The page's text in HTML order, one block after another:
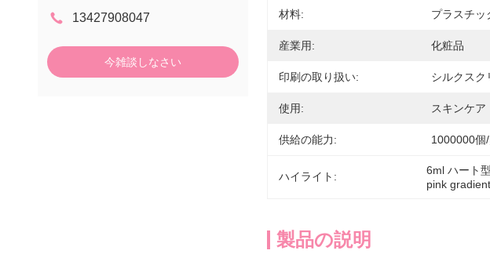
13427908047
今雑談しなさい
材料: プラスチッ
産業用: 化粧品
印刷の取り扱い: シルクスク
使用: スキンケア
供給の能力: 1000000個/
ハイライト: 6ml ハート
pink
製品の説明